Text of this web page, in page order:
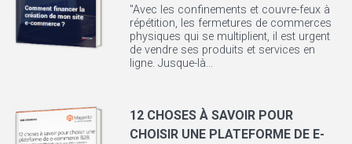
"Avec les confinements et couvre-feux à
répétition, les fermetures de commerces
physiques qui se multiplient, il est urgent
de vendre ses produits et services en
ligne. Jusque-là...
12 CHOSES À SAVOIR POUR
CHOISIR UNE PLATEFORME DE E-